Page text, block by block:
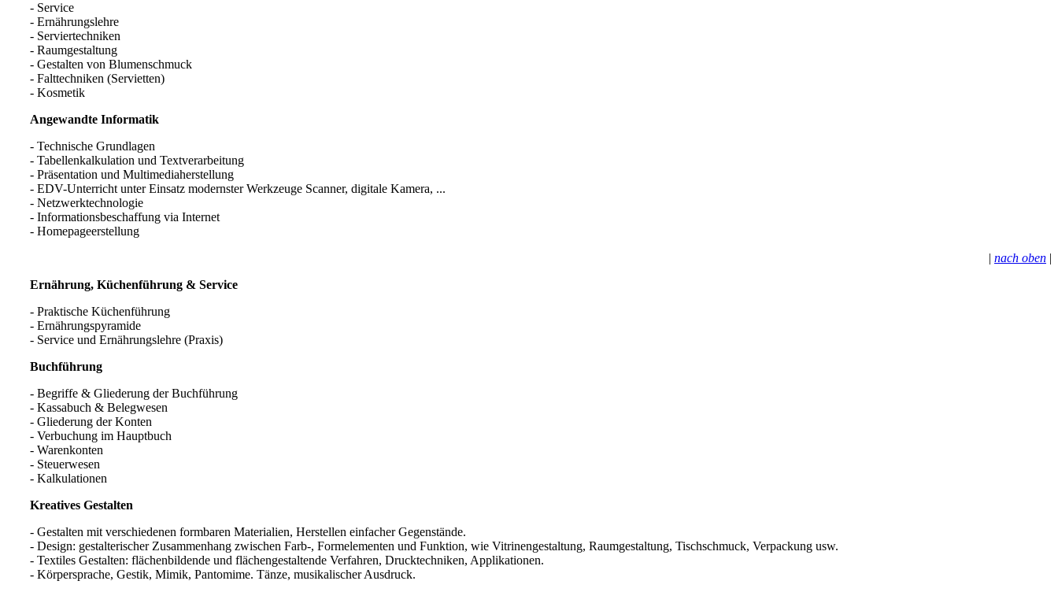
- Service
- Ernährungslehre
- Serviertechniken
- Raumgestaltung
- Gestalten von Blumenschmuck
- Falttechniken (Servietten)
- Kosmetik
Angewandte Informatik
- Technische Grundlagen
- Tabellenkalkulation und Textverarbeitung
- Präsentation und Multimediaherstellung
- EDV-Unterricht unter Einsatz modernster Werkzeuge Scanner, digitale Kamera, ...
- Netzwerktechnologie
- Informationsbeschaffung via Internet
- Homepageerstellung
| nach oben |
Ernährung, Küchenführung & Service
- Praktische Küchenführung
- Ernährungspyramide
- Service und Ernährungslehre (Praxis)
Buchführung
- Begriffe & Gliederung der Buchführung
- Kassabuch & Belegwesen
- Gliederung der Konten
- Verbuchung im Hauptbuch
- Warenkonten
- Steuerwesen
- Kalkulationen
Kreatives Gestalten
- Gestalten mit verschiedenen formbaren Materialien, Herstellen einfacher Gegenstände.
- Design: gestalterischer Zusammenhang zwischen Farb-, Formelementen und Funktion, wie Vitrinengestaltung, Raumgestaltung, Tischschmuck, Verpackung usw.
- Textiles Gestalten: flächenbildende und flächengestaltende Verfahren, Drucktechniken, Applikationen.
- Körpersprache, Gestik, Mimik, Pantomime. Tänze, musikalischer Ausdruck.